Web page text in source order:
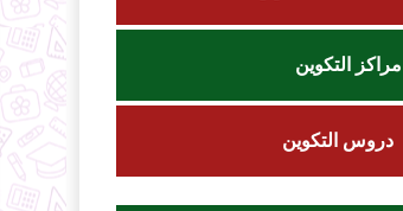
مراكز التكوين
دروس التكوين